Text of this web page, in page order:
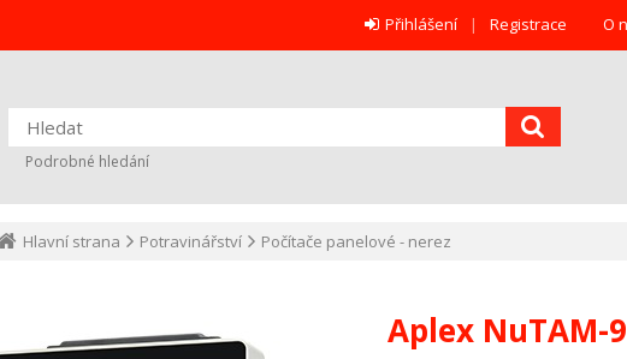
O
Přihlášení Registrace
Podrobné hledání
Hlavní strana Potravinářství Počítače panelové - nerez
Aplex NuTAM-